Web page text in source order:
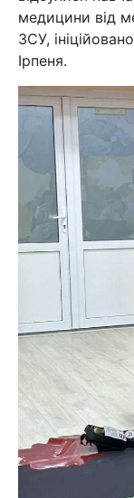
медицини від
ЗСУ,
Ірпеня.